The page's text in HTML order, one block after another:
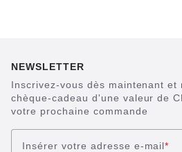
NEWSLETTER
Inscrivez-vous dès maintenant et
chèque-cadeau d'une valeur de
votre prochaine commande
Insérer votre adresse e-mail*